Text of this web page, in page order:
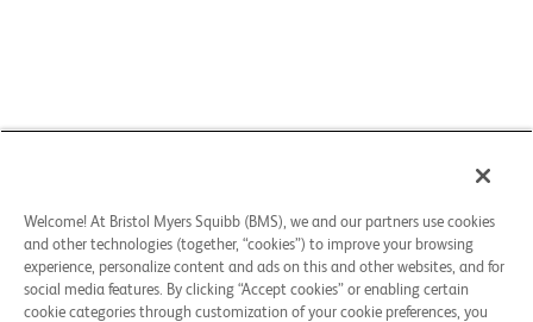
Welcome! At Bristol Myers Squibb (BMS), we and our partners use cookies
and other technologies (together, “cookies”) to improve your browsing
experience, personalize content and ads on this and other websites, and for
social media features. By clicking “Accept cookies” or enabling certain
cookie categories through customization of your cookie preferences, you